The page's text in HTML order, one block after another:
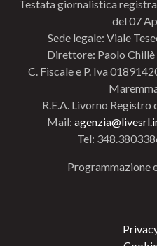
Testata giornalistica
del 07
Sede legale: Viale
Direttore: Paolo Chillè
C. Fiscale e P. Iva
R.E.A. Livorno
Mail:
Tel:
Programmazione